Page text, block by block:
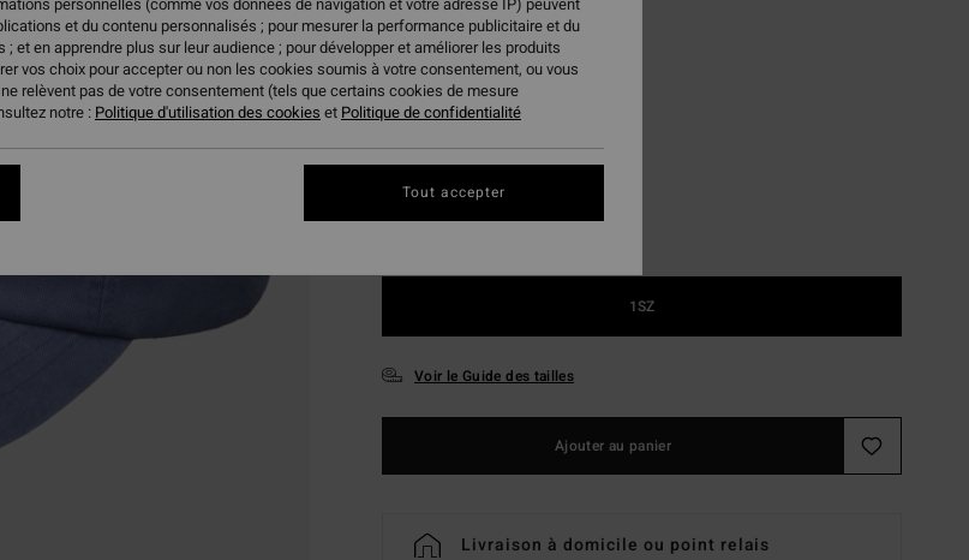
BONS PLANS
CouleurWashed Blue
1SZ
Voir le Guide des tailles
Ajouter au panier
Livraison à domicile ou point relais
et du contenu personnalisés ; pour mesurer la performance publicitaire et du
et en apprendre plus sur leur audience ; pour développer et améliorer les produits
vos choix pour accepter ou non les cookies soumis à votre consentement, ou vous
relèvent pas de votre consentement (tels que certains cookies de mesure
notre : Politique d'utilisation des cookies et Politique de confidentialité
Tout accepter